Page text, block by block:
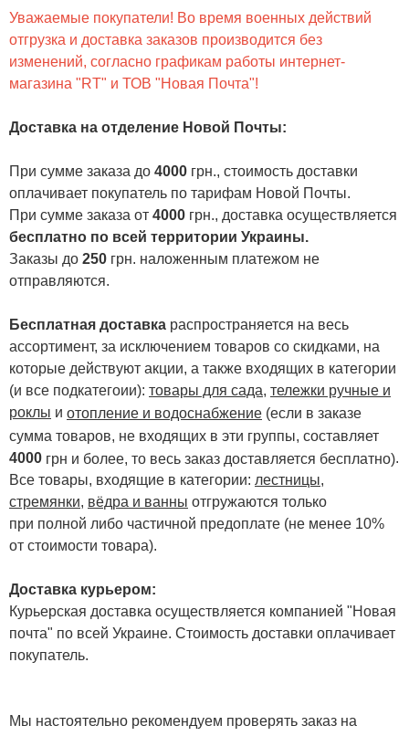
Уважаемые покупатели! Во время военных действий
отгрузка и доставка заказов производится без
изменений, согласно графикам работы интернет-
магазина "RT" и ТОВ "Новая Почта"!
Доставка на отделение Новой Почты:
При сумме заказа до 4000 грн., стоимость доставки
оплачивает покупатель по тарифам Новой Почты.
При сумме заказа от 4000 грн., доставка осуществляется
бесплатно по всей территории Украины.
Заказы до 250 грн. наложенным платежом не
отправляются.
Бесплатная доставка распространяется на весь
ассортимент, за исключением товаров со скидками, на
которые действуют акции, а также входящих в категории
(и все подкатегоии): товары для сада, тележки ручные и
роклы и отопление и водоснабжение (если в заказе
сумма товаров, не входящих в эти группы, составляет
4000 грн и более, то весь заказ доставляется бесплатно).
Все товары, входящие в категории: лестницы,
стремянки, вёдра и ванны отгружаются только
при полной либо частичной предоплате (не менее 10%
от стоимости товара).
Доставка курьером:
Курьерская доставка осуществляется компанией "Новая
почта" по всей Украине. Стоимость доставки оплачивает
покупатель.
Мы настоятельно рекомендуем проверять заказ на